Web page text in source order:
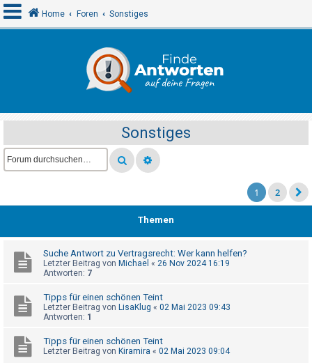
e
l
d
e
R
e
g
t
r
i
Home Foren Sonstiges
Sonstiges
1 2
Themen
Suche Antwort zu Vertragsrecht: Wer kann helfen?
Letzter Beitrag von Michael « 26 Nov 2024 16:19
Antworten: 7
Tipps für einen schönen Teint
Letzter Beitrag von LisaKlug « 02 Mai 2023 09:43
Antworten: 1
Tipps für einen schönen Teint
Letzter Beitrag von Kiramira « 02 Mai 2023 09:04